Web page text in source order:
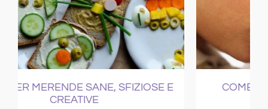
COME CURARE IL RAFFREDDORE